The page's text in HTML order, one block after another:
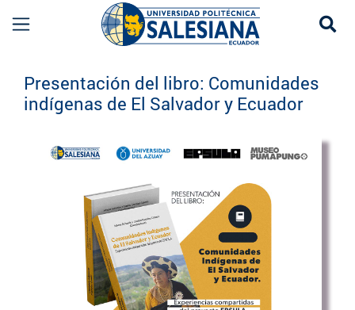
Presentación del libro: Comunidades
indígenas de El Salvador y Ecuador